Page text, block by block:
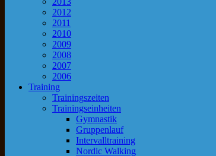
2012
2011
2010
2009
2008
2007
2006
Training
Trainingszeiten
Trainingseinheiten
Gymnastik
Gruppenlauf
Intervalltraining
Nordic Walking